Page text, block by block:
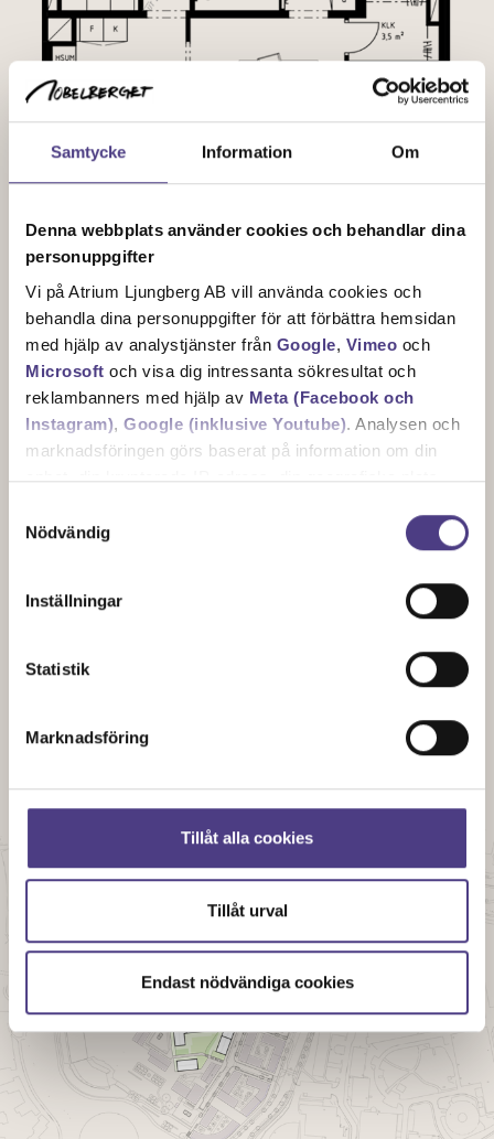
Samtycke Information Om
Denna webbplats använder cookies och behandlar dina
personuppgifter
Vi på Atrium Ljungberg AB vill använda cookies och
behandla dina personuppgifter för att förbättra hemsidan
med hjälp av analystjänster från Google, Vimeo och
Microsoft och visa dig intressanta sökresultat och
reklambanners med hjälp av Meta (Facebook och
Instagram), Google (inklusive Youtube). Analysen och
marknadsföringen görs baserat på information om din
enhet, din krypterade IP-adress, din geografiska plats,
information som dessa tjänster har om dig sedan tidigare.
Det är helt frivilligt att lämna ditt samtycke nedan och du
kan närsomhelst återkalla ett samtycke. Du kan
genom att anpassa inställningarna.
Nödvändig
Inställningar
Statistik
Marknadsföring
Tillåt alla cookies
Tillåt urval
Endast nödvändiga cookies
Sektionsplan
Situationsplan